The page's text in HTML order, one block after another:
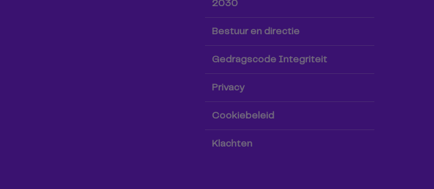
2030
Bestuur en directie
Gedragscode Integriteit
Privacy
Cookiebeleid
Klachten